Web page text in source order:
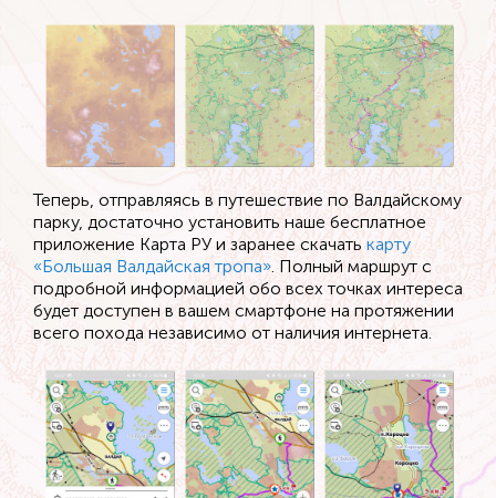
Теперь, отправляясь в путешествие по Валдайскому
парку, достаточно установить наше бесплатное
приложение Карта РУ и заранее скачать карту
«Большая Валдайская тропа». Полный маршрут с
подробной информацией обо всех точках интереса
будет доступен в вашем смартфоне на протяжении
всего похода независимо от наличия интернета.